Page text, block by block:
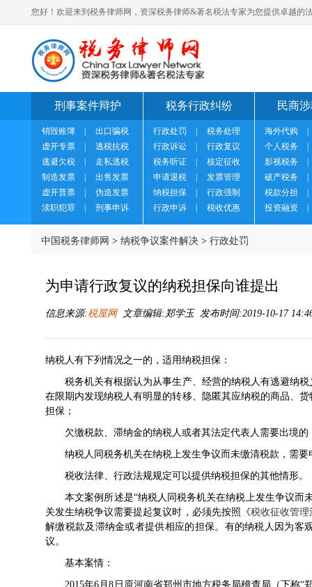
您好！欢迎来到税务律师网，资深税务律师&著名税法专家为您提供卓越的
刑事案件辩护
销毁账簿
出口骗税
虚开专票
逃税抗税
逃避欠税
走私逃税
制造发票
出售发票
虚开普票
伪造发票
渎职犯罪
刑事申诉
税务行政纠纷
行政处罚
税务处理
行政诉讼
行政复议
税务听证
核定征收
申请退税
发票管理
纳税担保
行政强制
行政申诉
税收优惠
民商
海外代购
个人税务
影视税务
破产税务
税款分担
投资融资
中国税务律师网 > 纳税争议案件解决 > 行政处罚
为申请行政复议的纳税担保向谁提出
信息来源:税屋网文章编辑:郑学玉 发布时间:2019-10-17
纳税人有下列情况之一的，适用纳税担保：
税务机关有根据认为从事生产、经营的纳税人有逃避纳税
在限期内发现纳税人有明显的转移、隐匿其应纳税的商品、
担保；
欠缴税款、滞纳金的纳税人或者其法定代表人需要出境的
纳税人同税务机关在纳税上发生争议而未缴清税款，需要
税收法律、行政法规规定可以提供纳税担保的其他情形。
本文案例所述是“纳税人同税务机关在纳税上发生争议而
关发生纳税争议需要提起复议时，必须先按照《税收征收管理
解缴税款及滞纳金或者提供相应的担保。有的纳税人因为
议。
基本案情：
2015年6月8日原河南省郑州市地方税务局稽查局（下称“